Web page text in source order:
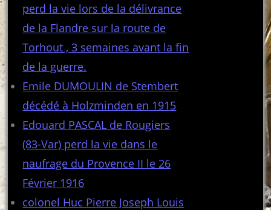
perd la vie lors de la délivrance
de la Flandre sur la route de
Torhout , 3 semaines avant la fin
de la guerre.
Emile DUMOULIN de Stembert
décédé à Holzminden en 1915
Edouard PASCAL de Rougiers
(83-Var) perd la vie dans le
naufrage du Provence II le 26
Février 1916
colonel Huc Pierre Joseph Louis